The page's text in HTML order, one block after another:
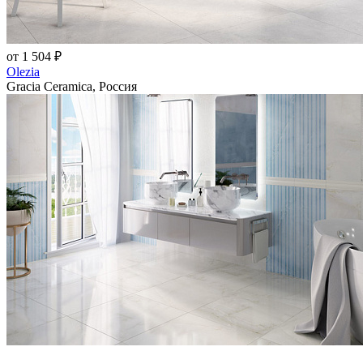
от 1 504 ₽
Olezia
Gracia Ceramica, Россия